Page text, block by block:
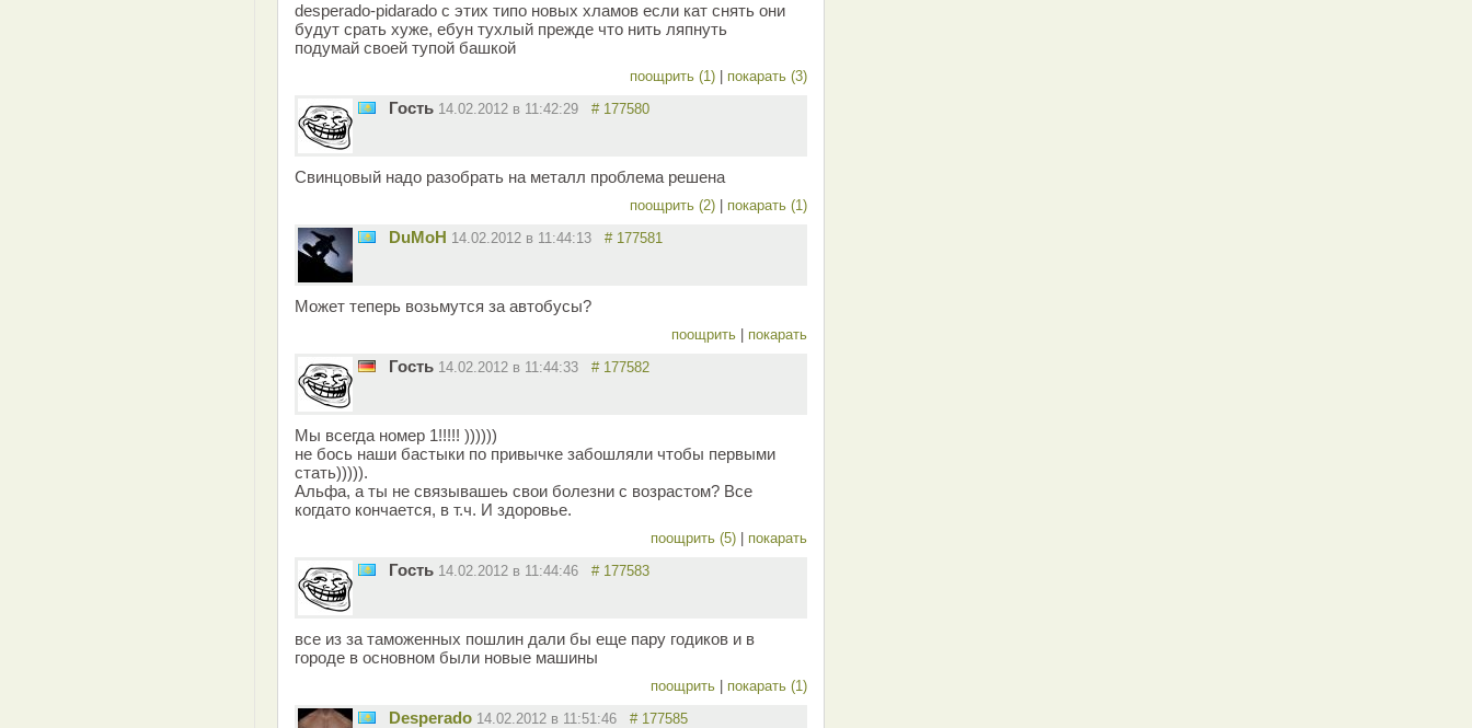
desperado-pidarado с этих типо новых хламов если кат снять они
будут срать хуже, ебун тухлый прежде что нить ляпнуть
подумай своей тупой башкой
поощрить (1) покарать (3)
Гость 14.02.2012 в 11:42:29 # 177580
Свинцовый надо разобрать на металл проблема решена
поощрить (2) покарать (1)
DuMoH 14.02.2012 в 11:44:13 # 177581
Может теперь возьмутся за автобусы?
поощрить покарать
Гость 14.02.2012 в 11:44:33 # 177582
Мы всегда номер 1!!!!! ))))))
не бось наши бастыки по привычке забошляли чтобы первыми
стать))))).
Альфа, а ты не связывашеь свои болезни с возрастом? Все
когдато кончается, в т.ч. И здоровье.
поощрить (5) покарать
Гость 14.02.2012 в 11:44:46 # 177583
все из за таможенных пошлин дали бы еще пару годиков и в
городе в основном были новые машины
поощрить покарать (1)
Desperado 14.02.2012 в 11:51:46 # 177585